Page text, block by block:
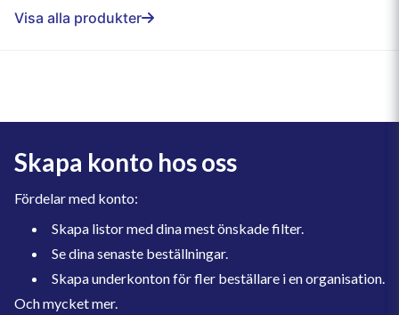
Visa alla produkter
Skapa konto hos oss
Fördelar med konto:
Skapa listor med dina mest önskade filter.
Se dina senaste beställningar.
Skapa underkonton för fler beställare i en organisation.
Och mycket mer.